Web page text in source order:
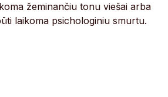
žeminančiu tonu viešai arba
laikoma psichologiniu smurtu.